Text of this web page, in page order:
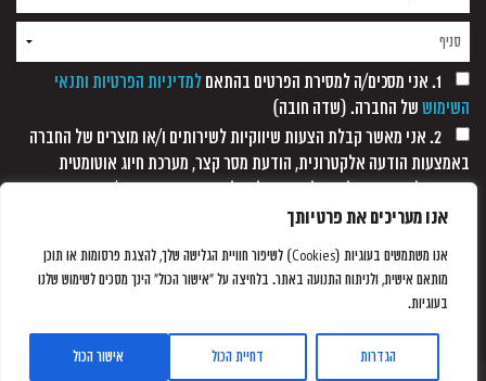
אנו מעריכים את פרטיותך
אנו משתמשים בעוגיות (Cookies) לשיפור חוויית הגלישה שלך, להצגת פרסומות או תוכן
מותאם אישית, ולניתוח התנועה באתר. בלחיצה על "אישור הכול" הינך מסכים לשימוש שלנו
בעוגיות.
הגדרות דחיית הכול אישור הכול
1. אני מסכים/ה למסירת הפרטים בהתאם
למדיניות הפרטיות ותנאי
השימוש של החברה. (שדה חובה)
2. אני מאשר קבלת הצעות שיווקיות לשירותים ו/או מוצרים של החברה
באמצעות הודעה אלקטרונית, הודעת מסר קצר, מערכת חיוג אוטומטית
ופקסימיליה, וזאת כל עוד לא נתקבלה כל הודעה אחרת ממני/